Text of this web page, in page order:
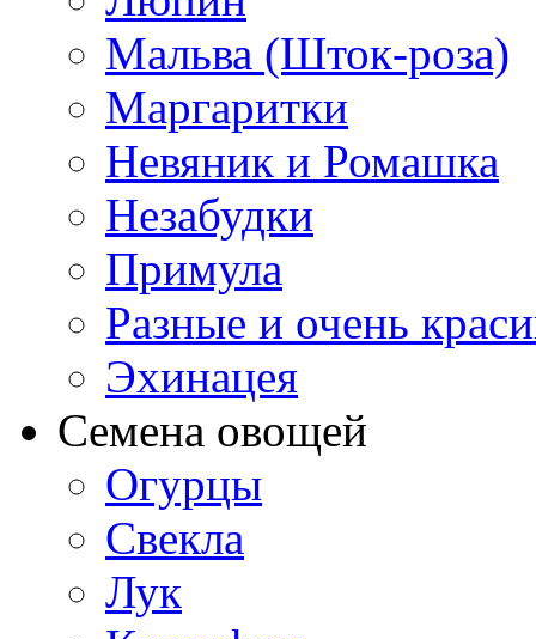
Мальва (Шток-роза)
Маргаритки
Невяник и Ромашка
Незабудки
Примула
Разные и очень
Эхинацея
Семена овощей
Огурцы
Свекла
Лук